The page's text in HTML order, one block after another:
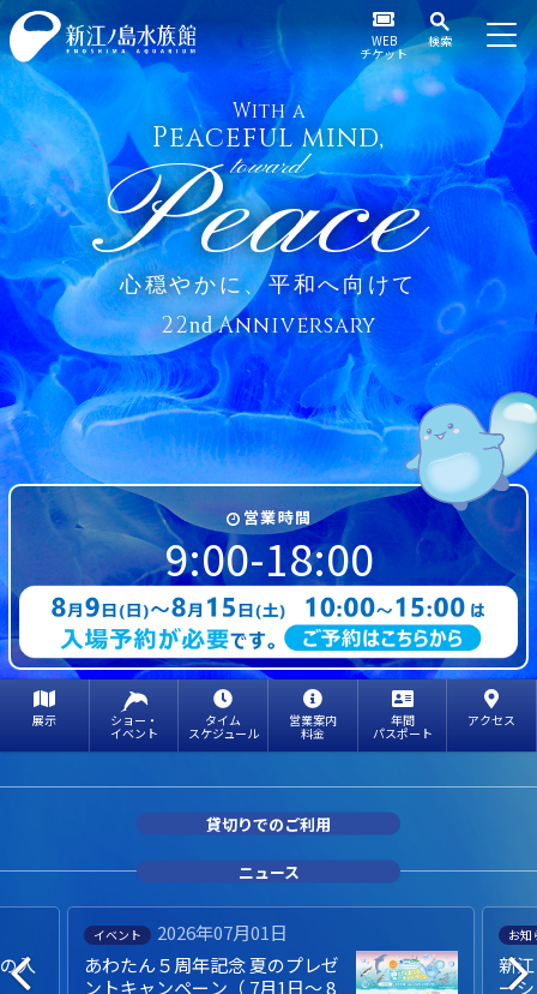
WEB
チケット
検索
With a
Peaceful mind,
toward
Peace
心穏やかに、平和へ向けて
22ndAnniversary
営業時間
9:00-18:00
展示 ショー・
イベント
タイム
スケジュール
営業案内
料金
年間
パスポート
アクセス
貸切りでのご利用
ニュース
入
イベント
2026年07月01日
あわたん５周年記念 夏のプレゼ
ントキャンペーン（ 7月1日～ 8
お知
新
ー